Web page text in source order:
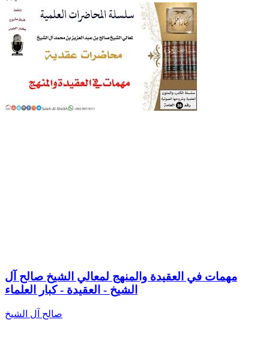
مهمات في العقيدة والمنهج لمعالي الشيخ صالح آل
الشيخ - العقيدة - كبار العلماء
صالح آل الشيخ